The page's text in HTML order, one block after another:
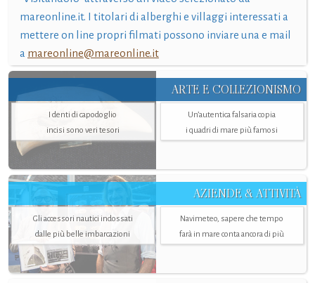
mareonline.it. I titolari di alberghi e villaggi interessati a
mettere on line propri filmati possono inviare una e mail
a mareonline@mareonline.it
ARTE E COLLEZIONISMO
I denti di capodoglio
incisi sono veri tesori
Un’autentica falsaria copia
i quadri di mare più famosi
AZIENDE & ATTIVITÀ
Gli accessori nautici indossati
dalle più belle imbarcazioni
Navimeteo, sapere che tempo
farà in mare conta ancora di più